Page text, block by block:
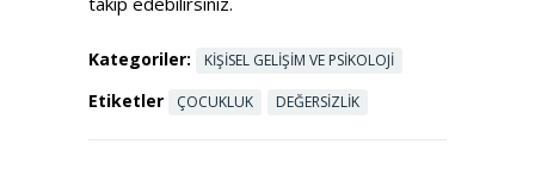
Kategoriler: KIŞISEL GELIŞIM VE PSIKOLOJI
Etiketler ÇOCUKLUK DEĞERSIZLIK